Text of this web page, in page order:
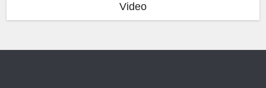
Video